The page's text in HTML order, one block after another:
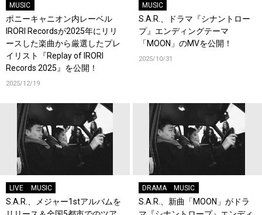
MUSIC
ポニーキャニオン内レーベル
IRORI Recordsが2025年にリリ
ースした楽曲から厳選したプレ
イリスト『Replay of IRORI
Records 2025』を公開！
2025/12/19
MUSIC
S.A.R.、ドラマ『シナントロー
プ』エンディングテーマ
「MOON」のMVを公開！
2025/10/31
LIVE MUSIC
S.A.R.、メジャー1stアルバムを
DRAMA MUSIC
S.A.R.、新曲「MOON」がドラ